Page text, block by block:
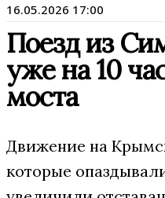
16.05.2026 17:00
Поезд из
уже на 10
моста
Движение на
которые